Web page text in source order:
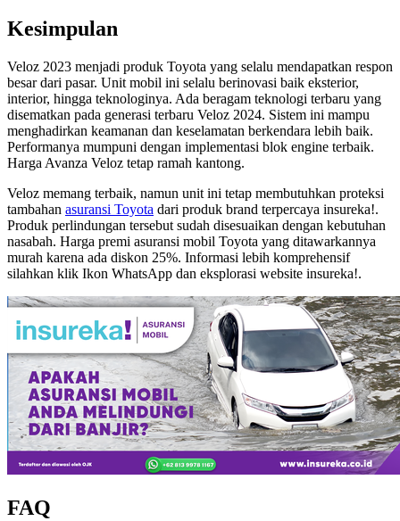
Kesimpulan
Veloz 2023 menjadi produk Toyota yang selalu mendapatkan respon
besar dari pasar. Unit mobil ini selalu berinovasi baik eksterior,
interior, hingga teknologinya. Ada beragam teknologi terbaru yang
disematkan pada generasi terbaru Veloz 2024. Sistem ini mampu
menghadirkan keamanan dan keselamatan berkendara lebih baik.
Performanya mumpuni dengan implementasi blok engine terbaik.
Harga Avanza Veloz tetap ramah kantong.
Veloz memang terbaik, namun unit ini tetap membutuhkan proteksi
tambahan asuransi Toyota dari produk brand terpercaya insureka!.
Produk perlindungan tersebut sudah disesuaikan dengan kebutuhan
nasabah. Harga premi asuransi mobil Toyota yang ditawarkannya
murah karena ada diskon 25%. Informasi lebih komprehensif
silahkan klik Ikon WhatsApp dan eksplorasi website insureka!.
FAQ